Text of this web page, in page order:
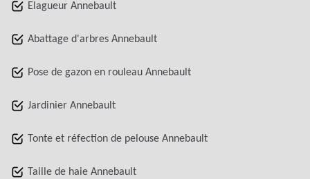
Elagueur Annebault
Abattage d'arbres Annebault
Pose de gazon en rouleau Annebault
Jardinier Annebault
Tonte et réfection de pelouse Annebault
Taille de haie Annebault